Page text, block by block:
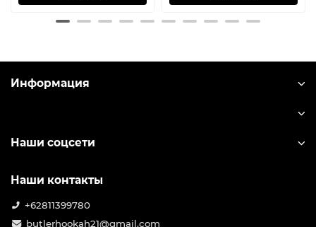
Информация
Наши соцсети
Наши контакты
+62811399780
butlerhookah21@gmail.com